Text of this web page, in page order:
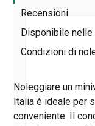
Recensioni
Disponibile
Condizioni di
Noleggiare un
Italia è ideale per
conveniente. Il